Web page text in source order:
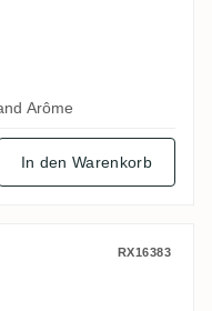
Arôme
In den Warenkorb
Garden #4
RX16383